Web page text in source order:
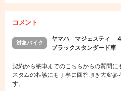
コメント
対象バイク
ヤマハ マジェスティ ４
ブラックスタンダード車
契約から納車までのこちらからの質問に
スタムの相談にも丁寧に回答頂き大変
す。